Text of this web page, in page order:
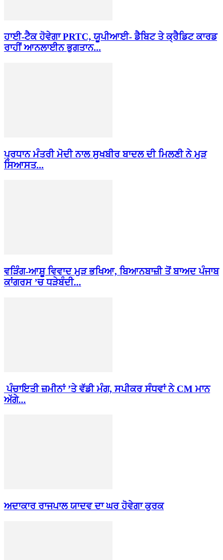
ਹਾਈ-ਟੈਕ ਹੋਵੇਗਾ PRTC, ਯੂਪੀਆਈ- ਡੈਬਿਟ ਤੇ ਕ੍ਰੈਡਿਟ ਕਾਰਡ
ਰਾਹੀਂ ਆਨਲਾਈਨ ਭੁਗਤਾਨ...
ਪ੍ਰਧਾਨ ਮੰਤਰੀ ਮੋਦੀ ਨਾਲ ਸੁਖਬੀਰ ਬਾਦਲ ਦੀ ਮਿਲਣੀ ਨੇ ਮੁੜ
ਸਿਆਸਤ...
ਵੜਿੰਗ-ਆਸ਼ੂ ਵਿਵਾਦ ਮੁੜ ਭਖਿਆ, ਬਿਆਨਬਾਜ਼ੀ ਤੋਂ ਬਾਅਦ ਪੰਜਾਬ
ਕਾਂਗਰਸ ’ਚ ਧੜੇਬੰਦੀ...
ਪੰਚਾਇਤੀ ਜ਼ਮੀਨਾਂ ’ਤੇ ਵੱਡੀ ਮੰਗ, ਸਪੀਕਰ ਸੰਧਵਾਂ ਨੇ CM ਮਾਨ
ਅੱਗੇ...
ਅਦਾਕਾਰ ਰਾਜਪਾਲ ਯਾਦਵ ਦਾ ਘਰ ਹੋਵੇਗਾ ਕੁਰਕ